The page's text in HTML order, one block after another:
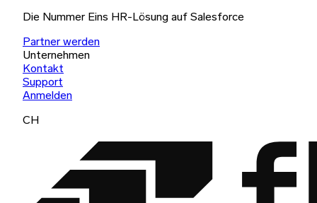
Die Nummer Eins HR-Lösung auf Salesforce
Partner werden
Unternehmen
Kontakt
Support
Anmelden
CH